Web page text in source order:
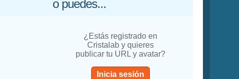
o puedes...
¿Estás registrado en
Cristalab y quieres
publicar tu URL y avatar?
Inicia sesión